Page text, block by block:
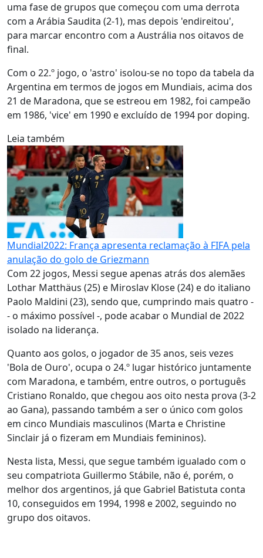
uma fase de grupos que começou com uma derrota
com a Arábia Saudita (2-1), mas depois 'endireitou',
para marcar encontro com a Austrália nos oitavos de
final.
Com o 22.º jogo, o 'astro' isolou-se no topo da tabela da
Argentina em termos de jogos em Mundiais, acima dos
21 de Maradona, que se estreou em 1982, foi campeão
em 1986, 'vice' em 1990 e excluído de 1994 por doping.
Leia também
Mundial2022: França apresenta reclamação à FIFA pela
anulação do golo de Griezmann
Com 22 jogos, Messi segue apenas atrás dos alemães
Lothar Matthäus (25) e Miroslav Klose (24) e do italiano
Paolo Maldini (23), sendo que, cumprindo mais quatro -
- o máximo possível -, pode acabar o Mundial de 2022
isolado na liderança.
Quanto aos golos, o jogador de 35 anos, seis vezes
'Bola de Ouro', ocupa o 24.º lugar histórico juntamente
com Maradona, e também, entre outros, o português
Cristiano Ronaldo, que chegou aos oito nesta prova (3-2
ao Gana), passando também a ser o único com golos
em cinco Mundiais masculinos (Marta e Christine
Sinclair já o fizeram em Mundiais femininos).
Nesta lista, Messi, que segue também igualado com o
seu compatriota Guillermo Stábile, não é, porém, o
melhor dos argentinos, já que Gabriel Batistuta conta
10, conseguidos em 1994, 1998 e 2002, seguindo no
grupo dos oitavos.